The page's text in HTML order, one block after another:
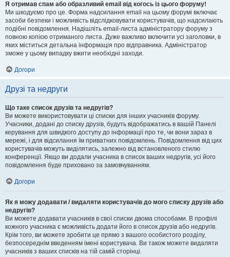
Я отримав спам або образливий email від когось із цього форуму!
Ми шкодуємо про це. Форма надсилання email на цьому форумі включає
засоби безпеки і можливість відслідковувати користувачів, що надсилають
подібні повідомлення. Надішліть email-листа адміністратору форуму з
повною копією отриманого листа. Дуже важливо включити усі заголовки, в
яких міститься детальна інформація про відправника. Адміністратор
зможе у цьому випадку вжити необхідні заходи.
Догори
Друзі та недруги
Що таке список друзів та недругів?
Ви можете використовувати ці списки для інших учасників форуму.
Учасники, додані до списку друзів, будуть відображатись в вашій Панелі
керування для швидкого доступу до інформації про те, чи вони зараз в
мережі, і для відсилання їм приватних повідомлень. Повідомлення від цих
користувачів можуть виділятись, залежно від встановленого стилю
конференції. Якщо ви додали учасника в список ваших недругів, усі його
повідомлення буде приховано за замовчуванням.
Догори
Як я можу додавати / видаляти користувачів до мого списку друзів або
недругів?
Ви можете додавати учасників в свої списки двома способами. В профілі
кожного учасника є можливість додати його в список друзів або недругів.
Крім того, ви можете зробити це прямо з вашого особистого розділу,
безпосереднім введенням імені користувача. Ви також можете видаляти
учасників з ваших списків на тій самій сторінці.